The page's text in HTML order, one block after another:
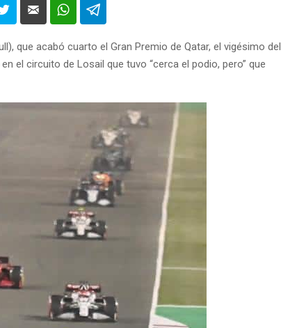
que acabó cuarto el Gran Premio de Qatar, el vigésimo del
el circuito de Losail que tuvo “cerca el podio, pero” que